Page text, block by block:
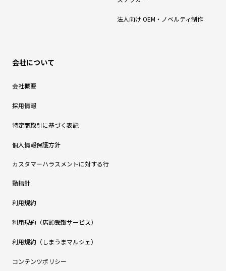
法人向け OEM・ノベルティ制作
会社について
会社概要
採用情報
特定商取引に基づく表記
個人情報保護方針
カスタマーハラスメントに対する行
動指針
利用規約
利用規約（店頭受取サービス）
利用規約（しまうまマルシェ）
コンテンツポリシー